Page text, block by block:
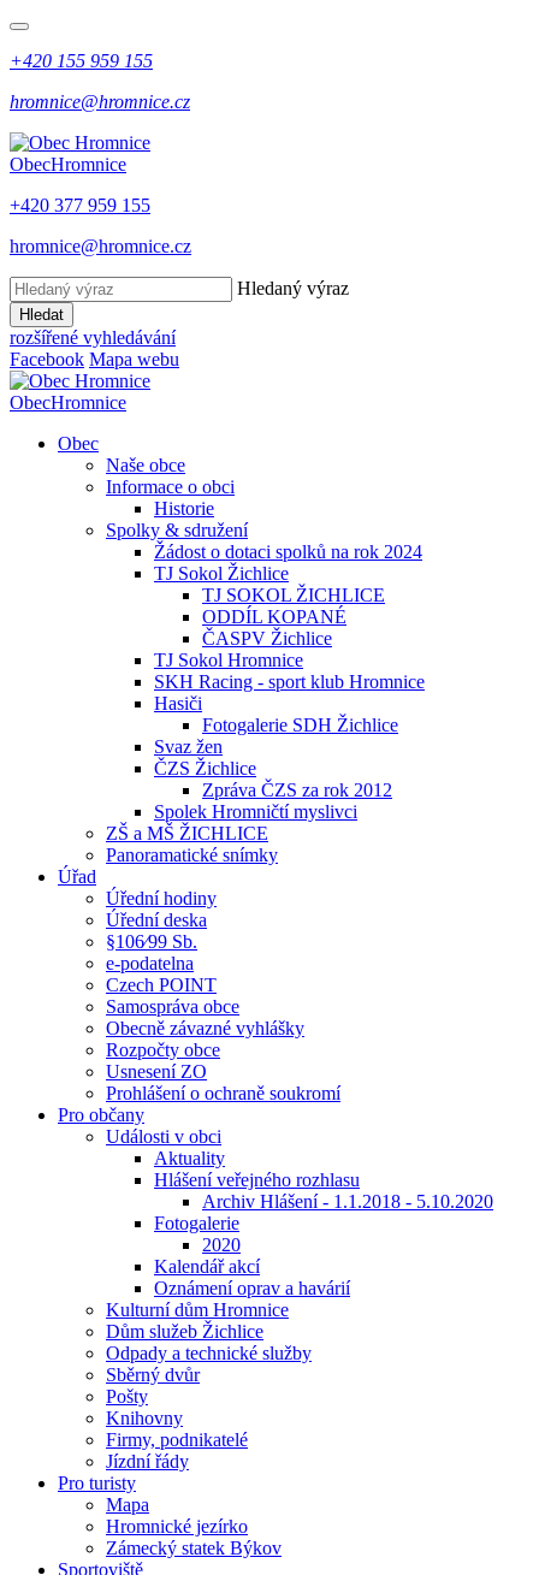
+420 155 959 155
hromnice@hromnice.cz
ObecHromnice
+420 377 959 155
hromnice@hromnice.cz
Hledaný výraz
Hledat
rozšířené vyhledávání
Facebook Mapa webu
ObecHromnice
Obec
Naše obce
Informace o obci
Historie
Spolky & sdružení
Žádost o dotaci spolků na rok 2024
TJ Sokol Žichlice
TJ SOKOL ŽICHLICE
ODDÍL KOPANÉ
ČASPV Žichlice
TJ Sokol Hromnice
SKH Racing - sport klub Hromnice
Hasiči
Fotogalerie SDH Žichlice
Svaz žen
ČZS Žichlice
Zpráva ČZS za rok 2012
Spolek Hromničtí myslivci
ZŠ a MŠ ŽICHLICE
Panoramatické snímky
Úřad
Úřední hodiny
Úřední deska
§106⁄99 Sb.
e-podatelna
Czech POINT
Samospráva obce
Obecně závazné vyhlášky
Rozpočty obce
Usnesení ZO
Prohlášení o ochraně soukromí
Pro občany
Události v obci
Aktuality
Hlášení veřejného rozhlasu
Archiv Hlášení - 1.1.2018 - 5.10.2020
Fotogalerie
2020
Kalendář akcí
Oznámení oprav a havárií
Kulturní dům Hromnice
Dům služeb Žichlice
Odpady a technické služby
Sběrný dvůr
Pošty
Knihovny
Firmy, podnikatelé
Jízdní řády
Pro turisty
Mapa
Hromnické jezírko
Zámecký statek Býkov
Sportoviště